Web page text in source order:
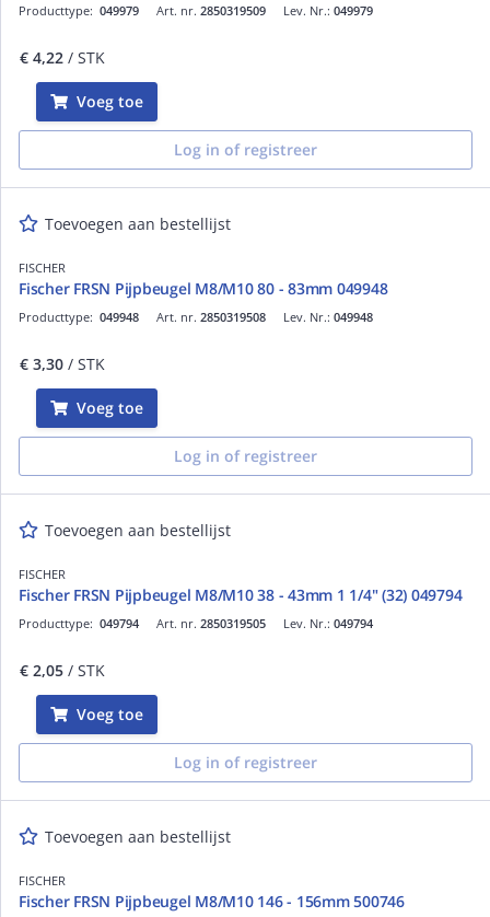
Art. nr. 2850319509
Producttype: 049979 Lev. Nr.: 049979
€ 4,22 / STK
Voeg toe
Log in of registreer
Toevoegen aan bestellijst
FISCHER
Fischer FRSN Pijpbeugel M8/M10 80 - 83mm 049948
Art. nr. 2850319508
Producttype: 049948 Lev. Nr.: 049948
€ 3,30 / STK
Voeg toe
Log in of registreer
Toevoegen aan bestellijst
FISCHER
Fischer FRSN Pijpbeugel M8/M10 38 - 43mm 1 1/4" (32) 049794
Art. nr. 2850319505
Producttype: 049794 Lev. Nr.: 049794
€ 2,05 / STK
Voeg toe
Log in of registreer
Toevoegen aan bestellijst
FISCHER
Fischer FRSN Pijpbeugel M8/M10 146 - 156mm 500746